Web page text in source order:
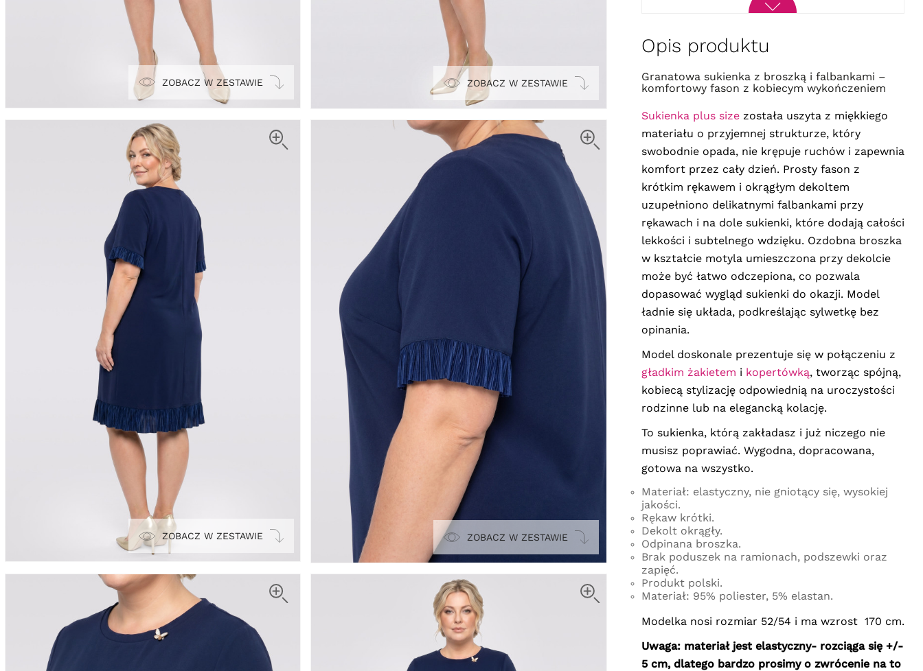
ZOBACZ W ZESTAWIE ZOBACZ W ZESTAWIE
ZOBACZ W ZESTAWIE ZOBACZ W ZESTAWIE
Opis produktu
Granatowa sukienka z broszką i falbankami –
komfortowy fason z kobiecym wykończeniem
Sukienka plus sizezostała uszyta z miękkiego
materiału o przyjemnej strukturze, który
swobodnie opada, nie krępuje ruchów i zapewnia
komfort przez cały dzień. Prosty fason z
krótkim rękawem i okrągłym dekoltem
uzupełniono delikatnymi falbankami przy
rękawach i na dole sukienki, które dodają całości
lekkości i subtelnego wdzięku. Ozdobna broszka
w kształcie motyla umieszczona przy dekolcie
może być łatwo odczepiona, co pozwala
dopasować wygląd sukienki do okazji. Model
ładnie się układa, podkreślając sylwetkę bez
opinania.
Model doskonale prezentuje się w połączeniu z
gładkim żakietem i kopertówką, tworząc spójną,
kobiecą stylizację odpowiednią na uroczystości
rodzinne lub na elegancką kolację.
To sukienka, którą zakładasz i już niczego nie
musisz poprawiać. Wygodna, dopracowana,
gotowa na wszystko.
Materiał: elastyczny, nie gniotący się, wysokiej
jakości.
Rękaw krótki.
Dekolt okrągły.
Odpinana broszka.
Brak poduszek na ramionach, podszewki oraz
zapięć.
Produkt polski.
Materiał: 95% poliester, 5% elastan.
Modelka nosi rozmiar 52/54 i ma wzrost 170 cm.
Uwaga: materiał jest elastyczny- rozciąga się +/-
5 cm, dlatego bardzo prosimy o zwrócenie na to